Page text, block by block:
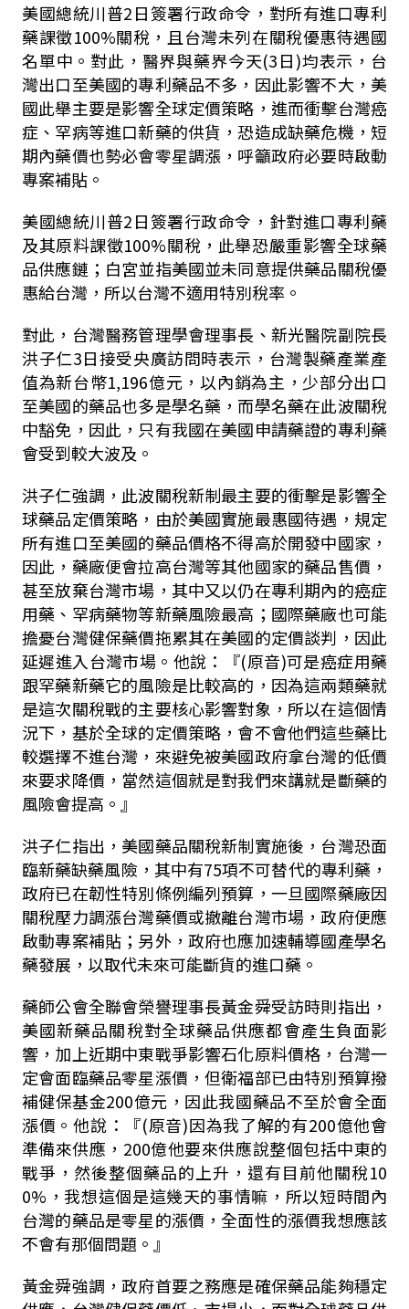
美國總統川普2日簽署行政命令，對所有進口專利
藥課徵100%關稅，且台灣未列在關稅優惠待遇國
名單中。對此，醫界與藥界今天(3日)均表示，台
灣出口至美國的專利藥品不多，因此影響不大，美
國此舉主要是影響全球定價策略，進而衝擊台灣癌
症、罕病等進口新藥的供貨，恐造成缺藥危機，短
期內藥價也勢必會零星調漲，呼籲政府必要時啟動
專案補貼。
美國總統川普2日簽署行政命令，針對進口專利藥
及其原料課徵100%關稅，此舉恐嚴重影響全球藥
品供應鏈；白宮並指美國並未同意提供藥品關稅優
惠給台灣，所以台灣不適用特別稅率。
對此，台灣醫務管理學會理事長、新光醫院副院長
洪子仁3日接受央廣訪問時表示，台灣製藥產業產
值為新台幣1,196億元，以內銷為主，少部分出口
至美國的藥品也多是學名藥，而學名藥在此波關稅
中豁免，因此，只有我國在美國申請藥證的專利藥
會受到較大波及。
洪子仁強調，此波關稅新制最主要的衝擊是影響全
球藥品定價策略，由於美國實施最惠國待遇，規定
所有進口至美國的藥品價格不得高於開發中國家，
因此，藥廠便會拉高台灣等其他國家的藥品售價，
甚至放棄台灣市場，其中又以仍在專利期內的癌症
用藥、罕病藥物等新藥風險最高；國際藥廠也可能
擔憂台灣健保藥價拖累其在美國的定價談判，因此
延遲進入台灣市場。他說：『(原音)可是癌症用藥
跟罕藥新藥它的風險是比較高的，因為這兩類藥就
是這次關稅戰的主要核心影響對象，所以在這個情
況下，基於全球的定價策略，會不會他們這些藥比
較選擇不進台灣，來避免被美國政府拿台灣的低價
來要求降價，當然這個就是對我們來講就是斷藥的
風險會提高。』
洪子仁指出，美國藥品關稅新制實施後，台灣恐面
臨新藥缺藥風險，其中有75項不可替代的專利藥，
政府已在韌性特別條例編列預算，一旦國際藥廠因
關稅壓力調漲台灣藥價或撤離台灣市場，政府便應
啟動專案補貼；另外，政府也應加速輔導國產學名
藥發展，以取代未來可能斷貨的進口藥。
藥師公會全聯會榮譽理事長黃金舜受訪時則指出，
美國新藥品關稅對全球藥品供應都會產生負面影
響，加上近期中東戰爭影響石化原料價格，台灣一
定會面臨藥品零星漲價，但衛福部已由特別預算撥
補健保基金200億元，因此我國藥品不至於會全面
漲價。他說：『(原音)因為我了解的有200億他會
準備來供應， 200億他要來供應說整個包括中東的
戰爭，然後整個藥品的上升，還有目前他關稅10
0% ，我想這個是這幾天的事情嘛，所以短時間內
台灣的藥品是零星的漲價，全面性的漲價我想應該
不會有那個問題。』
黃金舜強調，政府首要之務應是確保藥品能夠穩定